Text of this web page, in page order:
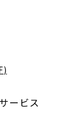
サービス